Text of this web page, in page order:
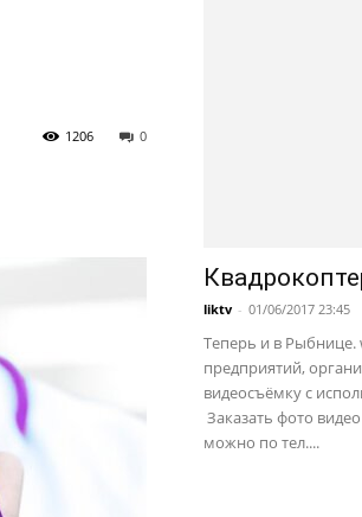
0
1206
liktv - 01/06/2017 23:45
Теперь и в Рыбнице.
предприятий,
видеосъёмку с
Заказать фото
можно по тел....